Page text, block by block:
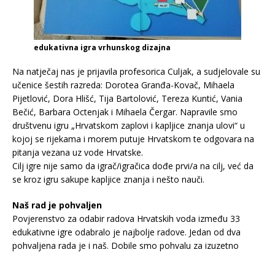
edukativna igra vrhunskog dizajna
Na natječaj nas je prijavila profesorica Culjak, a sudjelovale su
učenice šestih razreda: Dorotea Granđa-Kovač, Mihaela
Pijetlović, Dora Hlišć, Tija Bartolović, Tereza Kuntić, Vania
Bečić, Barbara Octenjak i Mihaela Čergar. Napravile smo
društvenu igru „Hrvatskom zaplovi i kapljice znanja ulovi“ u
kojoj se rijekama i morem putuje Hrvatskom te odgovara na
pitanja vezana uz vode Hrvatske.
Cilj igre nije samo da igrač/igračica dođe prvi/a na cilj, već da
se kroz igru sakupe kapljice znanja i nešto nauči.
Naš rad je pohvaljen
Povjerenstvo za odabir radova Hrvatskih voda između 33
edukativne igre odabralo je najbolje radove. Jedan od dva
pohvaljena rada je i naš. Dobile smo pohvalu za izuzetno